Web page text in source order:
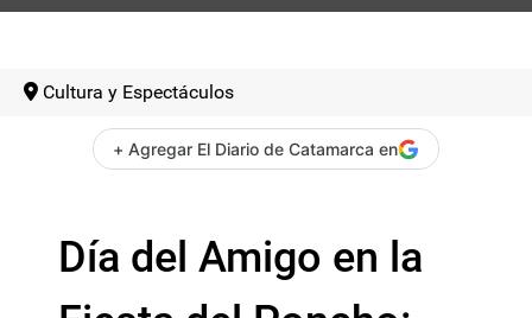
Cultura y Espectáculos
+ Agregar El Diario de Catamarca en
Día del Amigo en la